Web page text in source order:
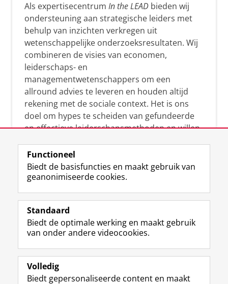
Als expertisecentrum In the LEAD bieden wij
ondersteuning aan strategische leiders met
behulp van inzichten verkregen uit
wetenschappelijke onderzoeksresultaten. Wij
combineren de visies van economen,
leiderschaps- en
managementwetenschappers om een
allround advies te leveren en houden altijd
rekening met de sociale context. Het is ons
doel om hypes te scheiden van gefundeerde
en effectieve leiderschapsmethoden en willen
manier te reageren op economische en
maatschappelijke kwesties. Samen tillen wij
het leiderschap in uw organisatie naar een
i
Functioneel
Biedt de basisfuncties en maakt gebruik van
geanonimiseerde cookies.
Standaard
Biedt de optimale werking en maakt gebruik
van onder andere videocookies.
Volledig
Biedt gepersonaliseerde content en maakt